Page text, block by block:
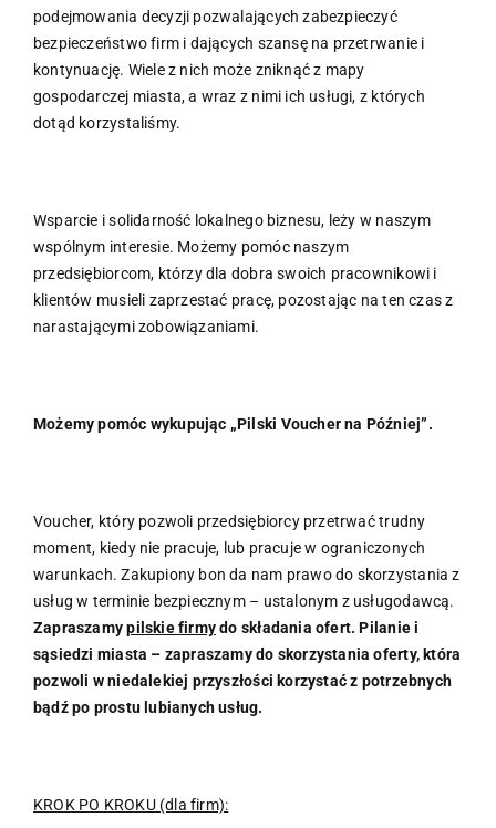
podejmowania decyzji pozwalających zabezpieczyć
bezpieczeństwo firm i dających szansę na przetrwanie i
kontynuację. Wiele z nich może zniknąć z mapy
gospodarczej miasta, a wraz z nimi ich usługi, z których
dotąd korzystaliśmy.
Wsparcie i solidarność lokalnego biznesu, leży w naszym
wspólnym interesie. Możemy pomóc naszym
przedsiębiorcom, którzy dla dobra swoich pracownikowi i
klientów musieli zaprzestać pracę, pozostając na ten czas z
narastającymi zobowiązaniami.
Możemy pomóc wykupując „Pilski Voucher na Później”.
Voucher, który pozwoli przedsiębiorcy przetrwać trudny
moment, kiedy nie pracuje, lub pracuje w ograniczonych
warunkach. Zakupiony bon da nam prawo do skorzystania z
usług w terminie bezpiecznym – ustalonym z usługodawcą.
Zapraszamypilskie firmydo składania ofert. Pilanie i
sąsiedzi miasta – zapraszamy do skorzystania oferty, która
pozwoli w niedalekiej przyszłości korzystać z potrzebnych
bądź po prostu lubianych usług.
KROK PO KROKU (dla firm):